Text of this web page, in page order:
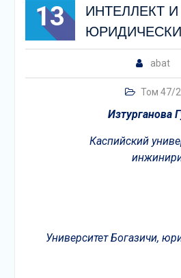
ИННОВАЦИОННОЕ
ПЕРЕВОЗОК НА
ЖЕЛЕЗНОДОРОЖНОМ
ТРАНСПОРТЕ
13
ИНТЕЛЛЕКТ И
abat
Том 47/2
ИзтургановаГ
Каспийский
Университет Богазичи,